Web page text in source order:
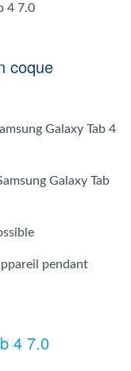
4 7.0
coque
Galaxy Tab 4
Galaxy Tab
pendant
4 7.0